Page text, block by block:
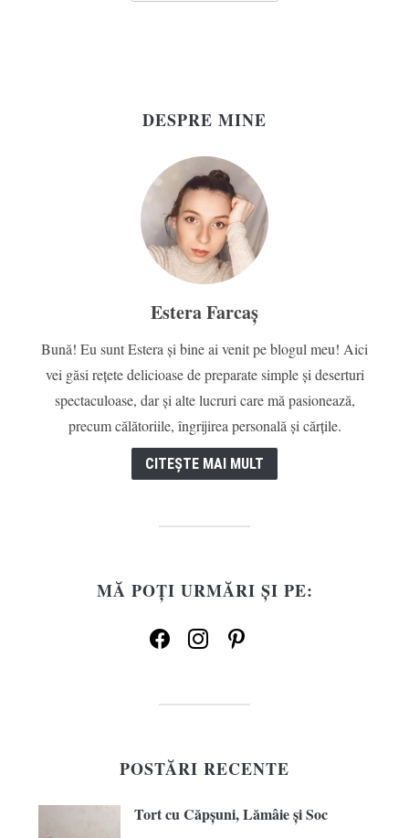
DESPRE MINE
Estera Farcaș
Bună! Eu sunt Estera și bine ai venit pe blogul meu! Aici
vei găsi rețete delicioase de preparate simple și deserturi
spectaculoase, dar și alte lucruri care mă pasionează,
precum călătoriile, îngrijirea personală și cărțile.
CITEȘTE MAI MULT
MĂ POȚI URMĂRI ȘI PE:
facebookinstagrampinterest
POSTĂRI RECENTE
Tort cu Căpșuni, Lămâie și Soc